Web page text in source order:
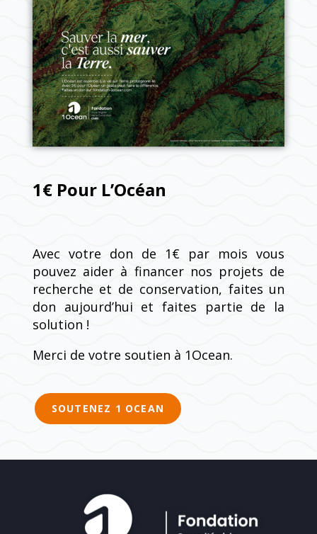
1€ Pour L’Océan
Avec votre don de 1€ par mois vous
pouvez aider à financer nos projets de
recherche et de conservation, faites un
don aujourd’hui et faites partie de la
solution !
Merci de votre soutien à 1Ocean.
SOUTENEZ 1 OCEAN